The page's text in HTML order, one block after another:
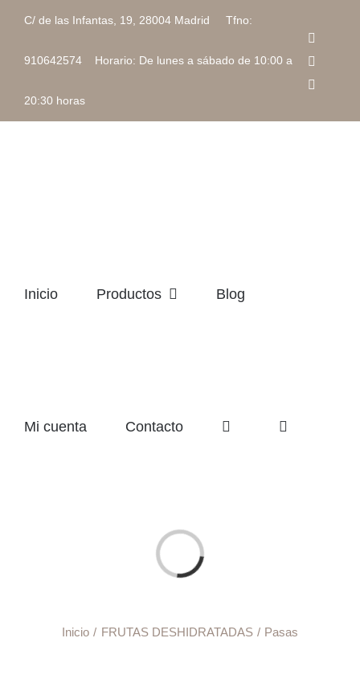
contenido
C/ de las Infantas, 19, 28004 Madrid Tfno:
910642574 Horario: De lunes a sábado de 10:00 a
20:30 horas
Inicio Productos Blog
Mi cuenta Contacto
Cargando...
Inicio FRUTAS DESHIDRATADAS Pasas